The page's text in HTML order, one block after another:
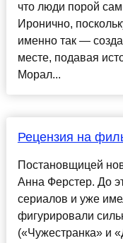
что люди порой
Иронично,
именно так —
месте, подавая
Морал...
Рецензия на
Постановщицей
Анна Ферстер. До
сериалов и уже
фигурировали
(«Чужестранка» и